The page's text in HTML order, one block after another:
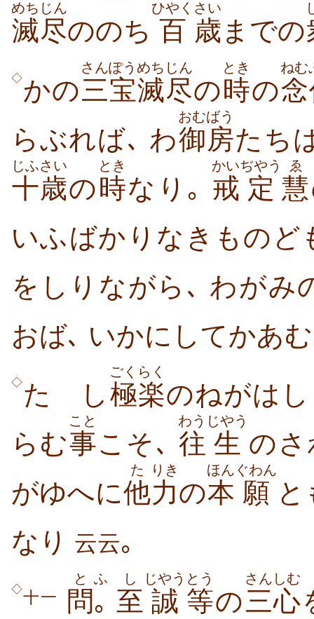
滅尽
めちじん
ののち 百
ひやく
歳
さい
までの
◇かの三宝
さんぽう
滅尽
めちじん
の時
とき
の
ねむ
らぶれば､ わ御房
おむばう
たち
十歳
じふさい
の時
とき
なり｡ 戒
かい
定
ぢやう
慧
ゑ
いふばかりなきものど
をしりながら､ わがみ
おば､ いかにしてかあ
◇たゞし 極楽
ごくらく
のねがは
らむ事
こと
こそ､ 往
わう
生
じやう
のさ
がゆへに他
た
力
りき
の本
ほん
願
ぐわん
なり 云云｡
◇十一 問
と
｡
ふ
至
し
誠
じやう
等
とう
の三心
さんしむ